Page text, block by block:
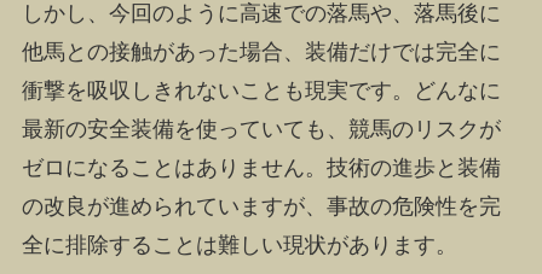
しかし、今回のように高速での落馬や、落馬後に
他馬との接触があった場合、装備だけでは完全に
衝撃を吸収しきれないことも現実です。どんなに
最新の安全装備を使っていても、競馬のリスクが
ゼロになることはありません。技術の進歩と装備
の改良が進められていますが、事故の危険性を完
全に排除することは難しい現状があります。